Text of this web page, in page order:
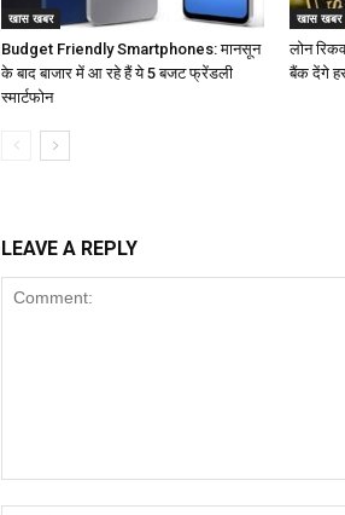
खास खबर
Budget Friendly Smartphones: मानसून
के बाद बाजार में आ रहे हैं ये 5 बजट फ्रेंडली
स्मार्टफोन
खास खबर
लोन
बैंक देंगे
LEAVE A REPLY